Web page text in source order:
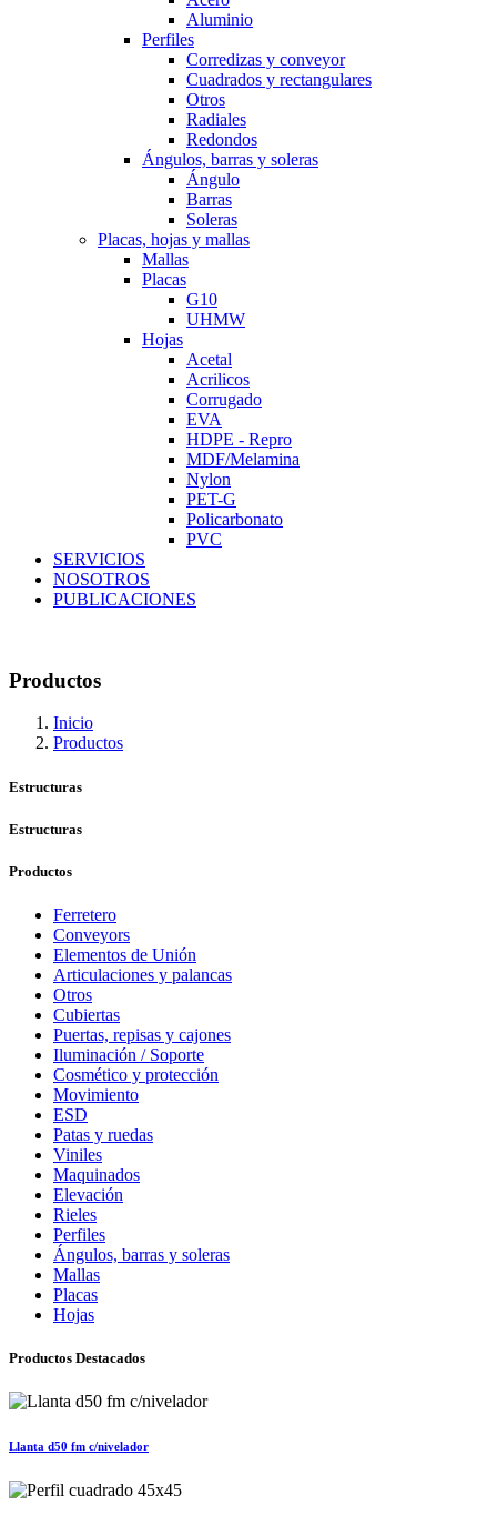
Aluminio
Perfiles
Corredizas y conveyor
Cuadrados y rectangulares
Otros
Radiales
Redondos
Ángulos, barras y soleras
Ángulo
Barras
Soleras
Placas, hojas y mallas
Mallas
Placas
G10
UHMW
Hojas
Acetal
Acrilicos
Corrugado
EVA
HDPE - Repro
MDF/Melamina
Nylon
PET-G
Policarbonato
PVC
SERVICIOS
NOSOTROS
PUBLICACIONES
Productos
Inicio
Productos
Estructuras
Estructuras
Productos
Ferretero
Conveyors
Elementos de Unión
Articulaciones y palancas
Otros
Cubiertas
Puertas, repisas y cajones
Iluminación / Soporte
Cosmético y protección
Movimiento
ESD
Patas y ruedas
Viniles
Maquinados
Elevación
Rieles
Perfiles
Ángulos, barras y soleras
Mallas
Placas
Hojas
Productos Destacados
Llanta d50 fm c/nivelador